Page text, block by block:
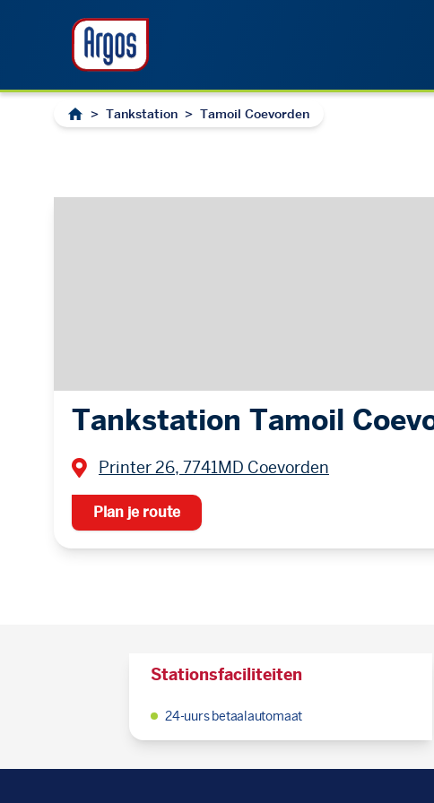
> Tankstation > Tamoil Coevorden
Tankstation Tamoil
Printer 26, 7741MD Coevorden
Plan je route
Stationsfaciliteiten
24-uurs betaalautomaat